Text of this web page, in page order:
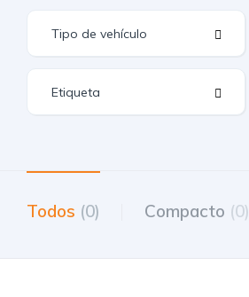
Todos (0) Compacto (0)